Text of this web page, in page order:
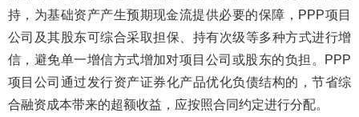
持，为基础资产产生预期现金流提供必要的保障，PPP项目
公司及其股东可综合采取担保、持有次级等多种方式进行增
信，避免单一增信方式增加对项目公司或股东的负担。PPP
项目公司通过发行资产证券化产品优化负债结构的，节省综
合融资成本带来的超额收益，应按照合同约定进行分配。